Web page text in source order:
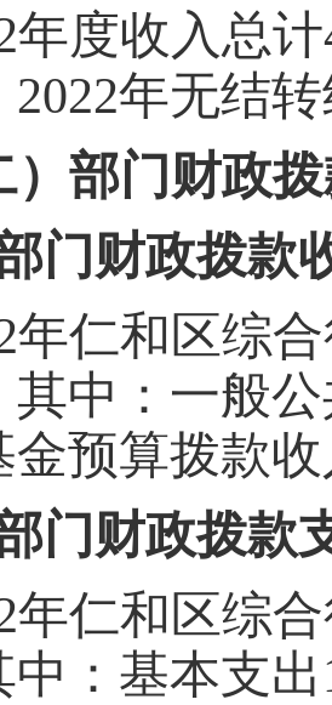
年度收入总计
2022年无结
）部门财政
门财政拨款
年仁和区综
中： 一般
金预算拨款
门财政拨款
年仁和区综
中：基本支出